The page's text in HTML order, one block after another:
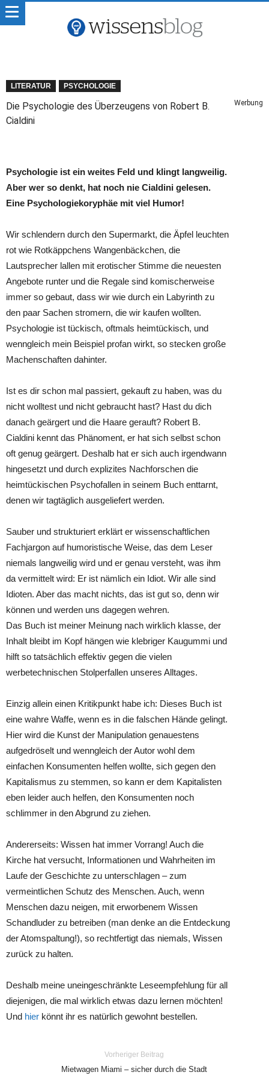
LITERATUR PSYCHOLOGIE
Die Psychologie des Überzeugens von Robert B.
Cialdini
Werbung
Psychologie ist ein weites Feld und klingt langweilig.
Aber wer so denkt, hat noch nie Cialdini gelesen.
Eine Psychologiekoryphäe mit viel Humor!
Wir schlendern durch den Supermarkt, die Äpfel leuchten
rot wie Rotkäppchens Wangenbäckchen, die
Lautsprecher lallen mit erotischer Stimme die neuesten
Angebote runter und die Regale sind komischerweise
immer so gebaut, dass wir wie durch ein Labyrinth zu
den paar Sachen stromern, die wir kaufen wollten.
Psychologie ist tückisch, oftmals heimtückisch, und
wenngleich mein Beispiel profan wirkt, so stecken große
Machenschaften dahinter.
Ist es dir schon mal passiert, gekauft zu haben, was du
nicht wolltest und nicht gebraucht hast? Hast du dich
danach geärgert und die Haare gerauft? Robert B.
Cialdini kennt das Phänoment, er hat sich selbst schon
oft genug geärgert. Deshalb hat er sich auch irgendwann
hingesetzt und durch explizites Nachforschen die
heimtückischen Psychofallen in seinem Buch enttarnt,
denen wir tagtäglich ausgeliefert werden.
Sauber und strukturiert erklärt er wissenschaftlichen
Fachjargon auf humoristische Weise, das dem Leser
niemals langweilig wird und er genau versteht, was ihm
da vermittelt wird: Er ist nämlich ein Idiot. Wir alle sind
Idioten. Aber das macht nichts, das ist gut so, denn wir
können und werden uns dagegen wehren.
Das Buch ist meiner Meinung nach wirklich klasse, der
Inhalt bleibt im Kopf hängen wie klebriger Kaugummi und
hilft so tatsächlich effektiv gegen die vielen
werbetechnischen Stolperfallen unseres Alltages.
Einzig allein einen Kritikpunkt habe ich: Dieses Buch ist
eine wahre Waffe, wenn es in die falschen Hände gelingt.
Hier wird die Kunst der Manipulation genauestens
aufgedröselt und wenngleich der Autor wohl dem
einfachen Konsumenten helfen wollte, sich gegen den
Kapitalismus zu stemmen, so kann er dem Kapitalisten
eben leider auch helfen, den Konsumenten noch
schlimmer in den Abgrund zu ziehen.
Andererseits: Wissen hat immer Vorrang! Auch die
Kirche hat versucht, Informationen und Wahrheiten im
Laufe der Geschichte zu unterschlagen – zum
vermeintlichen Schutz des Menschen. Auch, wenn
Menschen dazu neigen, mit erworbenem Wissen
Schandluder zu betreiben (man denke an die Entdeckung
der Atomspaltung!), so rechtfertigt das niemals, Wissen
zurück zu halten.
Deshalb meine uneingeschränkte Leseempfehlung für all
diejenigen, die mal wirklich etwas dazu lernen möchten!
Und hier könnt ihr es natürlich gewohnt bestellen.
Vorheriger Beitrag
Mietwagen Miami – sicher durch die Stadt